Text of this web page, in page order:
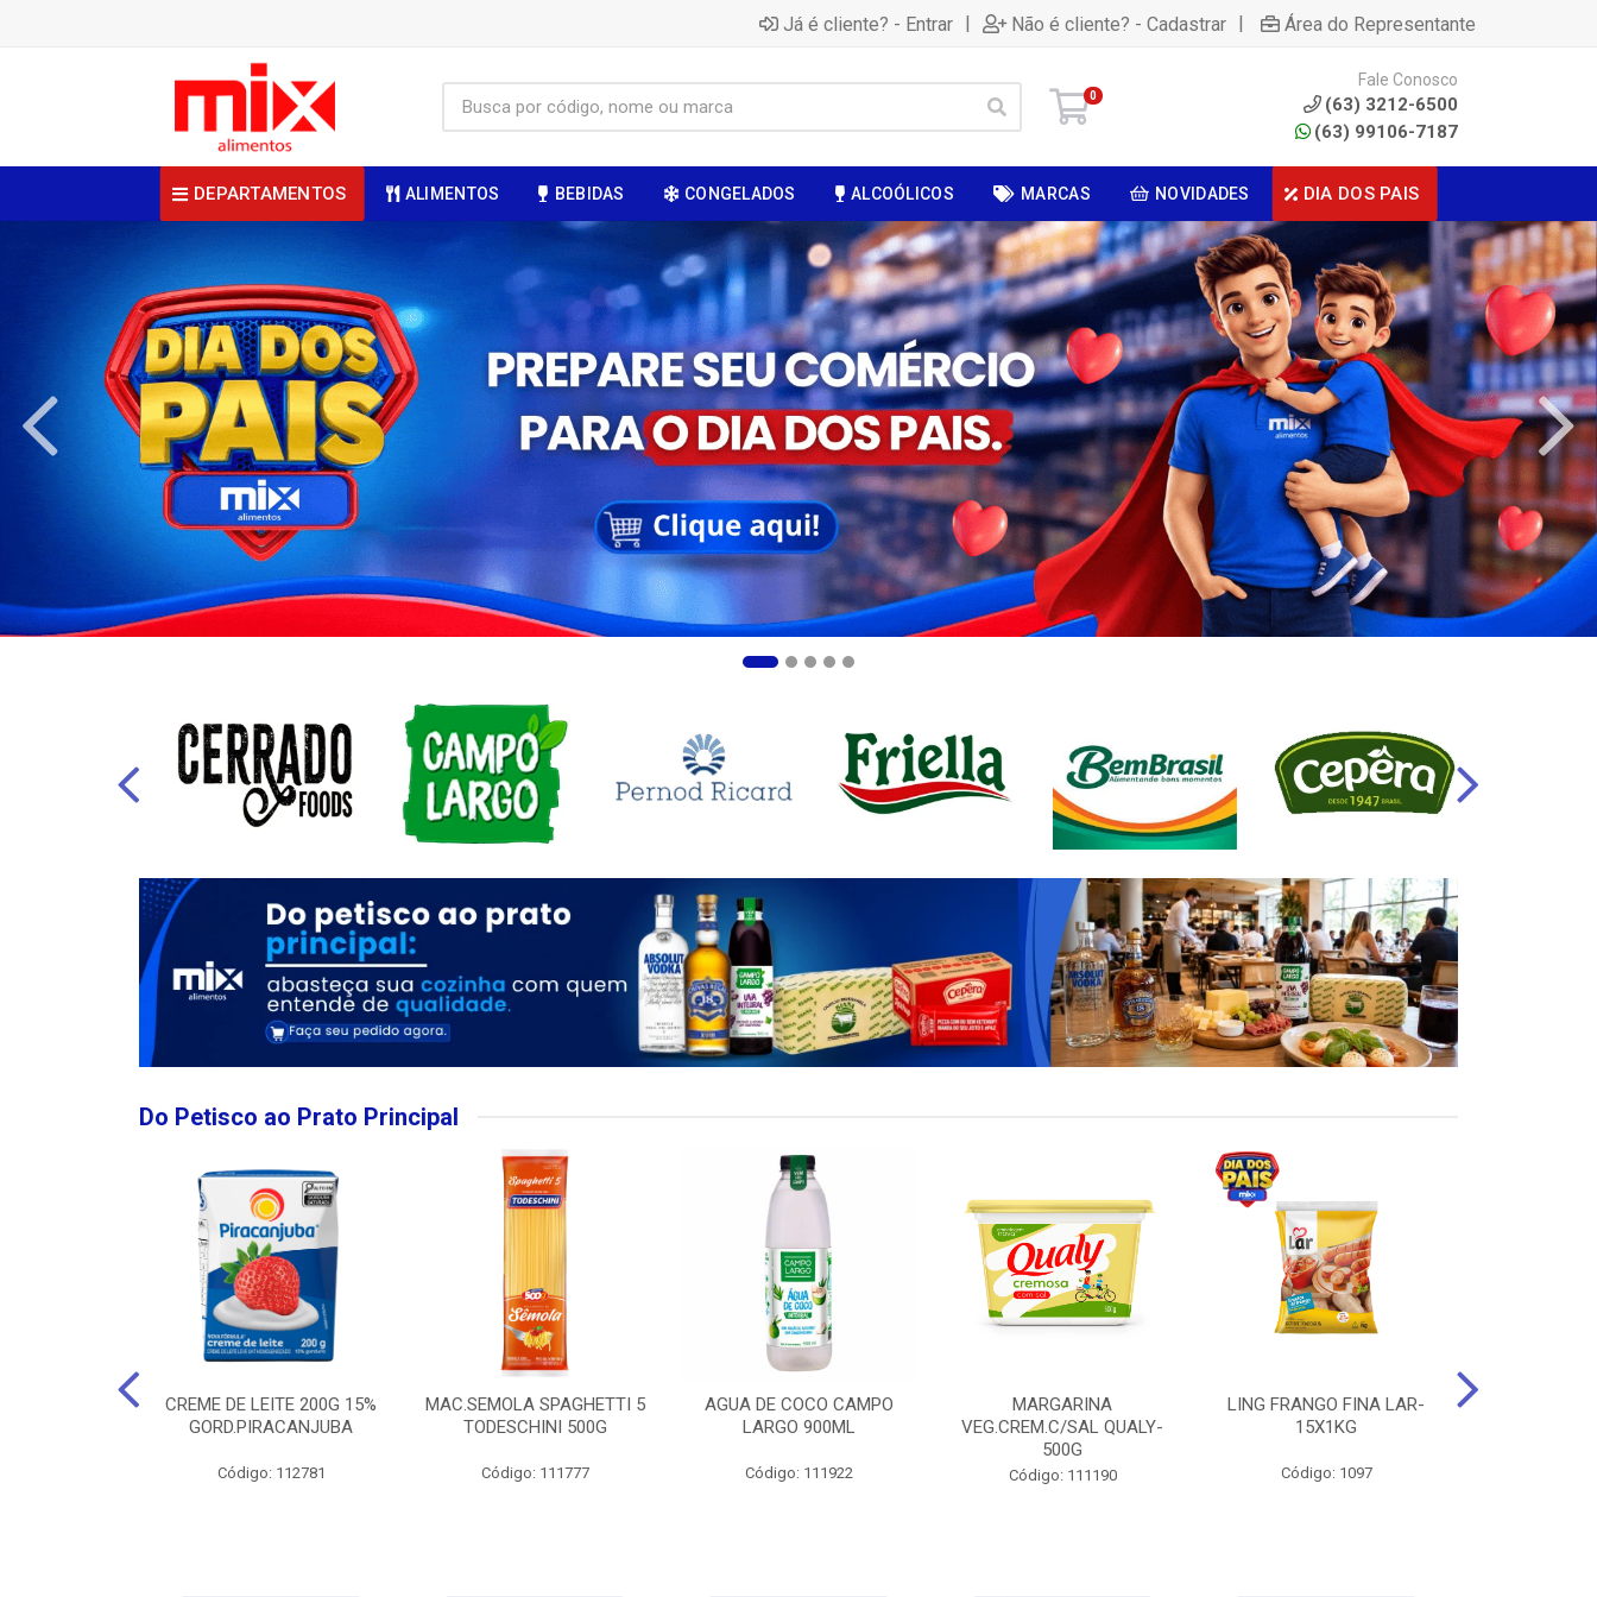
Já é cliente? - Entrar | Não é cliente? - Cadastrar | Área do Representante
0
Fale Conosco
(63) 3212-6500
(63) 99106-7187
DEPARTAMENTOS ALIMENTOS BEBIDAS CONGELADOS ALCOÓLICOS MARCAS NOVIDADES DIA DOS PAIS
Do Petisco ao Prato Principal
CREME DE LEITE 200G 15%
GORD.PIRACANJUBA
Código: 112781
MAC.SEMOLA SPAGHETTI 5
TODESCHINI 500G
Código: 111777
AGUA DE COCO CAMPO
LARGO 900ML
Código: 111922
MARGARINA
VEG.CREM.C/SAL QUALY-
500G
Código: 111190
LING FRANGO FINA LAR-
15X1KG
Código: 1097